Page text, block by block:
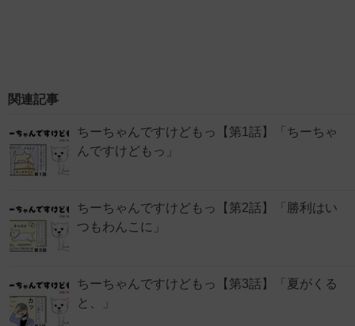
関連記事
ちーちゃんですけどもっ【第1話】「ちーちゃ
んですけどもっ」
ちーちゃんですけどもっ【第2話】「勝利はい
つもわんこに」
ちーちゃんですけどもっ【第3話】「夏がくる
と、」